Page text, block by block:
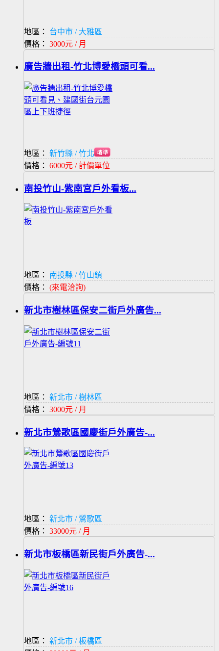
地區：
台中市 / 大雅區
價格： 3000元 / 月
廣告牆出租-竹北博愛橋頭可看...
地區：
新竹縣 / 竹北市
價格： 6000元 / 計價單位
南投竹山-紫南宮戶外看板...
地區：
南投縣 / 竹山鎮
價格： (來電洽詢)
新北市樹林區保安二街戶外廣告...
地區：
新北市 / 樹林區
價格： 3000元 / 月
新北市鶯歌區國慶街戶外廣告-...
地區：
新北市 / 鶯歌區
價格： 33000元 / 月
新北市板橋區新民街戶外廣告-...
地區：
新北市 / 板橋區